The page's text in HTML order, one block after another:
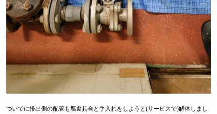
ついでに排出側の配管も腐食具合と手入れをしようと(サービスで)解体しまし